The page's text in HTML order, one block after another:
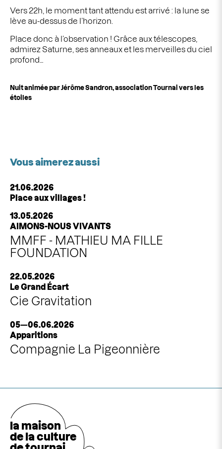
Vers 22h, le moment tant attendu est arrivé : la lune se
lève au-dessus de l’horizon.
Place donc à l’observation ! Grâce aux télescopes,
admirez Saturne, ses anneaux et les merveilles du ciel
profond…
Nuit animée par Jérôme Sandron, association Tournai vers les
étoiles
Vous aimerez aussi
21.06.2026
Place aux villages !
13.05.2026
AIMONS-NOUS VIVANTS
MMFF - MATHIEU MA FILLE
FOUNDATION
22.05.2026
Le Grand Écart
Cie Gravitation
05—06.06.2026
Apparitions
Compagnie La Pigeonnière
la maison
de la culture